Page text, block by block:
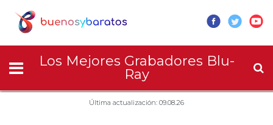
Los Mejores Grabadores Blu-
Ray
Última actualización: 09.08.26